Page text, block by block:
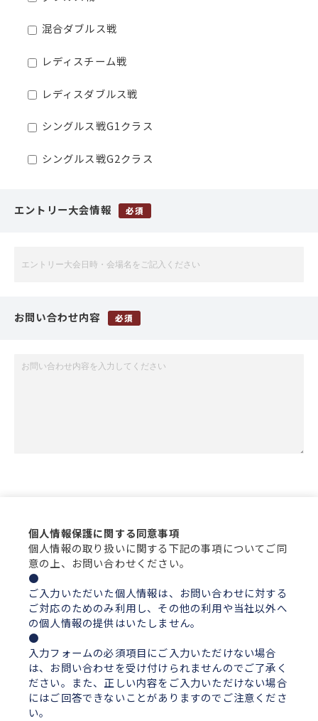
混合ダブルス戦
レディスチーム戦
レディスダブルス戦
シングルス戦G1クラス
シングルス戦G2クラス
エントリー大会情報 必須
お問い合わせ内容 必須
個人情報保護に関する同意事項
個人情報の取り扱いに関する下記の事項についてご同
意の上、お問い合わせください。
ご入力いただいた個人情報は、お問い合わせに対する
ご対応のためのみ利用し、その他の利用や当社以外へ
の個人情報の提供はいたしません。
入力フォームの必須項目にご入力いただけない場合
は、お問い合わせを受け付けられませんのでご了承く
ださい。また、正しい内容をご入力いただけない場合
にはご回答できないことがありますのでご注意くださ
い。